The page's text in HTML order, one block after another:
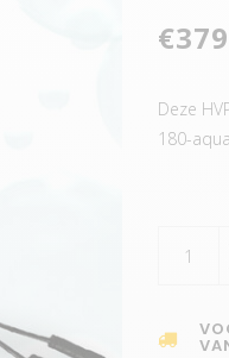
Deze
180-